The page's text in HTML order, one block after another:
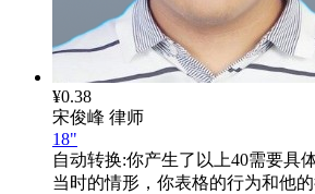
¥0.38
宋俊峰 律师
18"
自动转换:你产生了以上40需要具
当时的情形，你表格的行为和他